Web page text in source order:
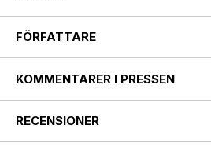
FÖRFATTARE
KOMMENTARER I PRESSEN
RECENSIONER